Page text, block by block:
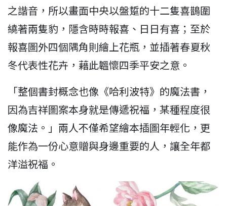
之諧音，所以畫面中央以盤踅的十二隻喜鵲圍
繞著兩隻豹，隱含時時報喜、日日有喜；至於
報喜圖外四個隅角則繪上花瓶，並插著春夏秋
冬代表性花卉，藉此韞懷四季平安之意。
「整個書封概念也像《哈利波特》的魔法書，
因為吉祥圖案本身就是傳遞祝福，某種程度很
像魔法。」兩人不僅希望繪本插圖年輕化，更
能作為一份心意贈與身邊重要的人，讓全年都
洋溢祝福。